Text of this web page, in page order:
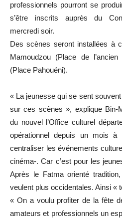
professionnels pourront se
s’être inscrits auprès du
mercredi soir.
Des scènes seront installées à
Mamoudzou (Place de
(Place Pahouéni).
« La jeunesse qui se sent
sur ces scènes », explique Bin-
du nouvel l’Office culturel
opérationnel depuis un mois
centraliser les événements
cinéma-. Car c’est pour les
Après le Fatma orienté
veulent plus occidentales. Ainsi «
« On a voulu profiter de la fête
amateurs et professionnels un